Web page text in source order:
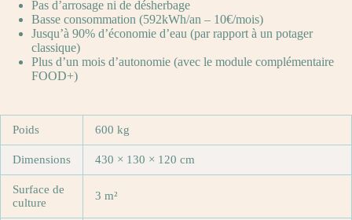
Pas d’arrosage ni de désherbage
Basse consommation (592kWh/an – 10€/mois)
Jusqu’à 90% d’économie d’eau (par rapport à un potager
classique)
Plus d’un mois d’autonomie (avec le module complémentaire
FOOD+)
Poids 600 kg
Dimensions 430 × 130 × 120 cm
Surface de
culture
3 m²